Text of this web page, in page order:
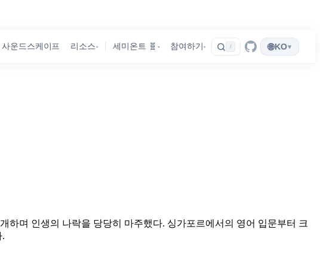
사운드스케이프 리소스 ▾ 세미온트 🧬 ▾ 참여하기 ▾ / 🌐KO▾
하며 인생의 나락을 당당히 마주했다. 싱가포르에서의 영어 입문부터 크
.